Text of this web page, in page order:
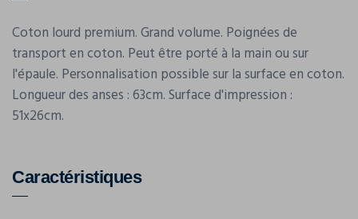
Coton lourd premium. Grand volume. Poignées de
transport en coton. Peut être porté à la main ou sur
l'épaule. Personnalisation possible sur la surface en coton.
Longueur des anses : 63cm. Surface d'impression :
51x26cm.
Caractéristiques